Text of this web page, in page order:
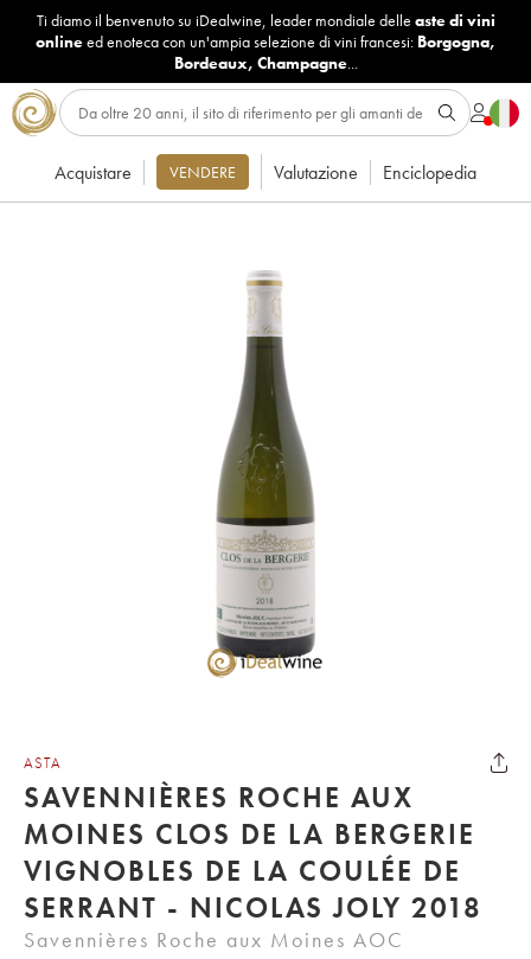
Ti diamo il benvenuto su iDealwine, leader mondiale delle aste di vini
onlineed enoteca con un'ampia selezione di vini francesi: Borgogna,
Bordeaux, Champagne...
Acquistare VENDERE Valutazione Enciclopedia
ASTA
SAVENNIÈRES ROCHE AUX
MOINES CLOS DE LA BERGERIE
VIGNOBLES DE LA COULÉE DE
SERRANT - NICOLAS JOLY 2018
Savennières Roche aux Moines AOC